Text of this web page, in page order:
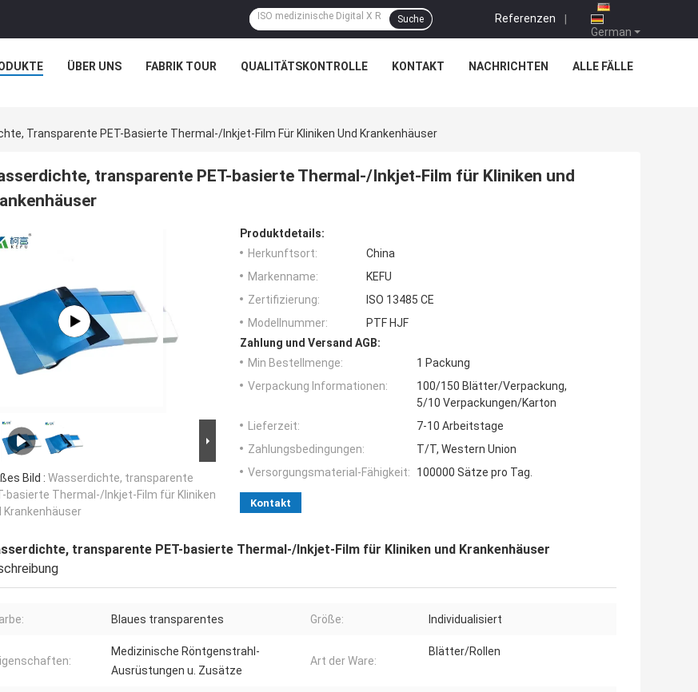
German
Referenzen |
Suche
ÜBER UNS FABRIK TOUR QUALITÄTSKONTROLLE KONTAKT NACHRICHTEN ALLE FÄLLE
Transparente PET-Basierte Thermal-/Inkjet-Film Für Kliniken Und Krankenhäuser
transparente PET-basierte Thermal-/Inkjet-Film für Kliniken und
Bild : Wasserdichte, transparente
basierte Thermal-/Inkjet-Film für Kliniken
Krankenhäuser
Produktdetails:
Herkunftsort:
China
Markenname:
KEFU
Zertifizierung:
ISO 13485 CE
Modellnummer:
PTF HJF
Zahlung und Versand AGB:
Min Bestellmenge:
1 Packung
Verpackung Informationen:
100/150 Blätter/Verpackung,
5/10 Verpackungen/Karton
Lieferzeit:
7-10 Arbeitstage
Zahlungsbedingungen:
T/T, Western Union
Versorgungsmaterial-Fähigkeit:
100000 Sätze pro Tag.
Kontakt
transparente PET-basierte Thermal-/Inkjet-Film für Kliniken und Krankenhäuser
Blaues transparentes Größe: Individualisiert
Medizinische Röntgenstrahl-
Ausrüstungen u. Zusätze
Art der Ware:
Blätter/Rollen